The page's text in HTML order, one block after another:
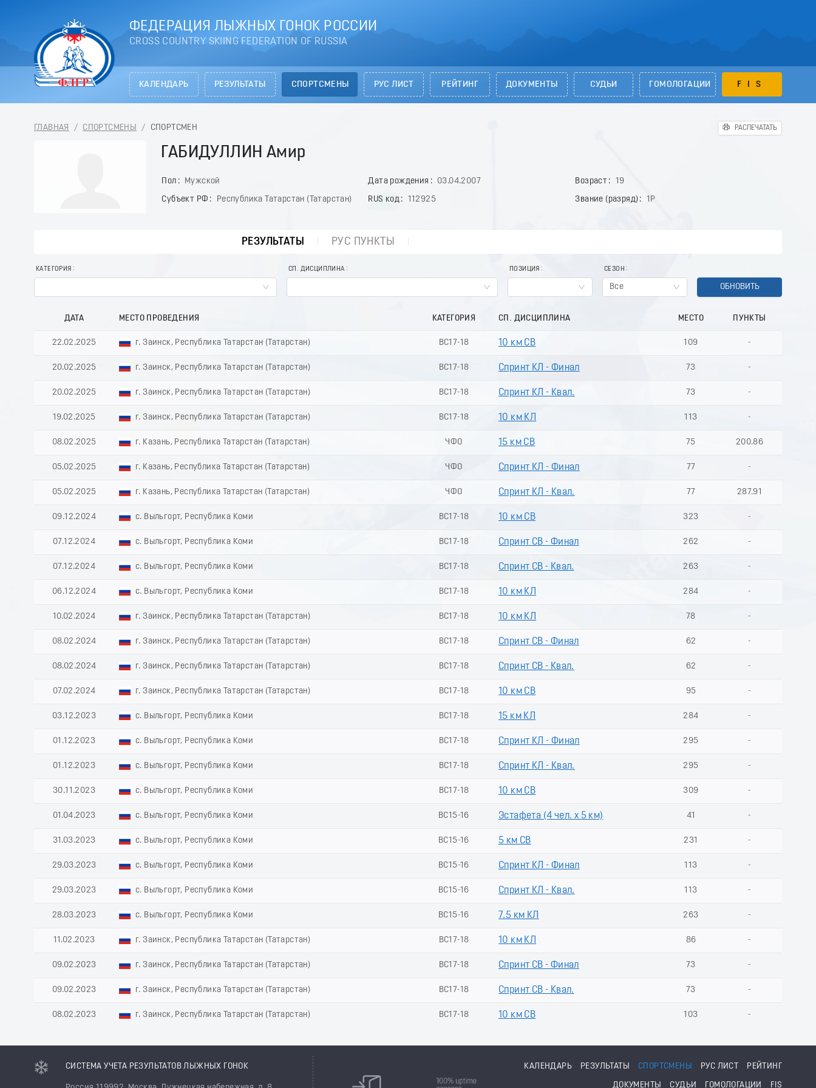
ФЕДЕРАЦИЯ ЛЫЖНЫХ ГОНОК РОССИИ
CROSS COUNTRY SKIING FEDERATION OF RUSSIA
КАЛЕНДАРЬ РЕЗУЛЬТАТЫ СПОРТСМЕНЫ РУС ЛИСТ РЕЙТИНГ ДОКУМЕНТЫ СУДЬИ ГОМОЛОГАЦИИ FIS
ГЛАВНАЯ / СПОРТСМЕНЫ / СПОРТСМЕН РАСПЕЧАТАТЬ
ГАБИДУЛЛИН Амир
Пол Мужской Дата рождения 03.04.2007 Возраст
19
Субъект РФ
Республика Татарстан (Татарстан) RUS код 112925 Звание (разряд) 1Р
РЕЗУЛЬТАТЫ РУС ПУНКТЫ
КАТЕГОРИЯ СП. ДИСЦИПЛИНА ПОЗИЦИЯ СЕЗОН
Все ОБНОВИТЬ
ДАТА МЕСТО ПРОВЕДЕНИЯ КАТЕГОРИЯ СП. ДИСЦИПЛИНА МЕСТО ПУНКТЫ
22.02.2025 г. Заинск, Республика Татарстан (Татарстан) ВС17-18 10 км СВ 109 -
20.02.2025 г. Заинск, Республика Татарстан (Татарстан) ВС17-18 Спринт КЛ - Финал 73 -
20.02.2025 г. Заинск, Республика Татарстан (Татарстан) ВС17-18 Спринт КЛ - Квал. 73 -
19.02.2025 г. Заинск, Республика Татарстан (Татарстан) ВС17-18 10 км КЛ 113 -
08.02.2025 г. Казань, Республика Татарстан (Татарстан) ЧФО 15 км СВ 75 200.86
05.02.2025 г. Казань, Республика Татарстан (Татарстан) ЧФО Спринт КЛ - Финал 77 -
05.02.2025 г. Казань, Республика Татарстан (Татарстан) ЧФО Спринт КЛ - Квал. 77 287.91
09.12.2024 с. Выльгорт, Республика Коми ВС17-18 10 км СВ 323 -
07.12.2024 с. Выльгорт, Республика Коми ВС17-18 Спринт СВ - Финал 262 -
07.12.2024 с. Выльгорт, Республика Коми ВС17-18 Спринт СВ - Квал. 263 -
06.12.2024 с. Выльгорт, Республика Коми ВС17-18 10 км КЛ 284 -
10.02.2024 г. Заинск, Республика Татарстан (Татарстан) ВС17-18 10 км КЛ 78 -
08.02.2024 г. Заинск, Республика Татарстан (Татарстан) ВС17-18 Спринт СВ - Финал 62 -
08.02.2024 г. Заинск, Республика Татарстан (Татарстан) ВС17-18 Спринт СВ - Квал. 62 -
07.02.2024 г. Заинск, Республика Татарстан (Татарстан) ВС17-18 10 км СВ 95 -
03.12.2023 с. Выльгорт, Республика Коми ВС17-18 15 км КЛ 284 -
01.12.2023 с. Выльгорт, Республика Коми ВС17-18 Спринт КЛ - Финал 295 -
01.12.2023 с. Выльгорт, Республика Коми ВС17-18 Спринт КЛ - Квал. 295 -
30.11.2023 с. Выльгорт, Республика Коми ВС17-18 10 км СВ 309 -
01.04.2023 с. Выльгорт, Республика Коми ВС15-16 Эстафета (4 чел. х 5 км) 41 -
31.03.2023 с. Выльгорт, Республика Коми ВС15-16 5 км СВ 231 -
29.03.2023 с. Выльгорт, Республика Коми ВС15-16 Спринт КЛ - Финал 113 -
29.03.2023 с. Выльгорт, Республика Коми ВС15-16 Спринт КЛ - Квал. 113 -
28.03.2023 с. Выльгорт, Республика Коми ВС15-16 7.5 км КЛ 263 -
11.02.2023 г. Заинск, Республика Татарстан (Татарстан) ВС17-18 10 км КЛ 86 -
09.02.2023 г. Заинск, Республика Татарстан (Татарстан) ВС17-18 Спринт СВ - Финал 73 -
09.02.2023 г. Заинск, Республика Татарстан (Татарстан) ВС17-18 Спринт СВ - Квал. 73 -
08.02.2023 г. Заинск, Республика Татарстан (Татарстан) ВС17-18 10 км СВ 103 -
СИСТЕМА УЧЕТА РЕЗУЛЬТАТОВ ЛЫЖНЫХ ГОНОК КАЛЕНДАРЬ РЕЗУЛЬТАТЫ СПОРТСМЕНЫ РУС ЛИСТ РЕЙТИНГ
ДОКУМЕНТЫ СУДЬИ ГОМОЛОГАЦИИ FIS